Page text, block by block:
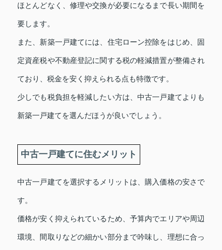
ほとんどなく、修理や交換が必要になるまで長い期間を
要します。
また、新築一戸建てには、住宅ローン控除をはじめ、固
定資産税や不動産登記に関する税の軽減措置が整備され
ており、税金を安く抑えられる点も特徴です。
少しでも税負担を軽減したい方は、中古一戸建てよりも
新築一戸建てを選んだほうが良いでしょう。
中古一戸建てに住むメリット
中古一戸建てを選択するメリットは、購入価格の安さで
す。
価格が安く抑えられているため、予算内でエリアや周辺
環境、間取りなどの細かい部分まで吟味し、理想に合っ